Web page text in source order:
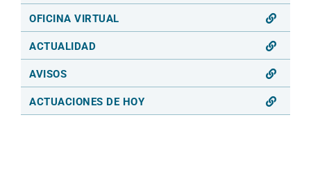
OFICINA VIRTUAL
ACTUALIDAD
AVISOS
ACTUACIONES DE HOY